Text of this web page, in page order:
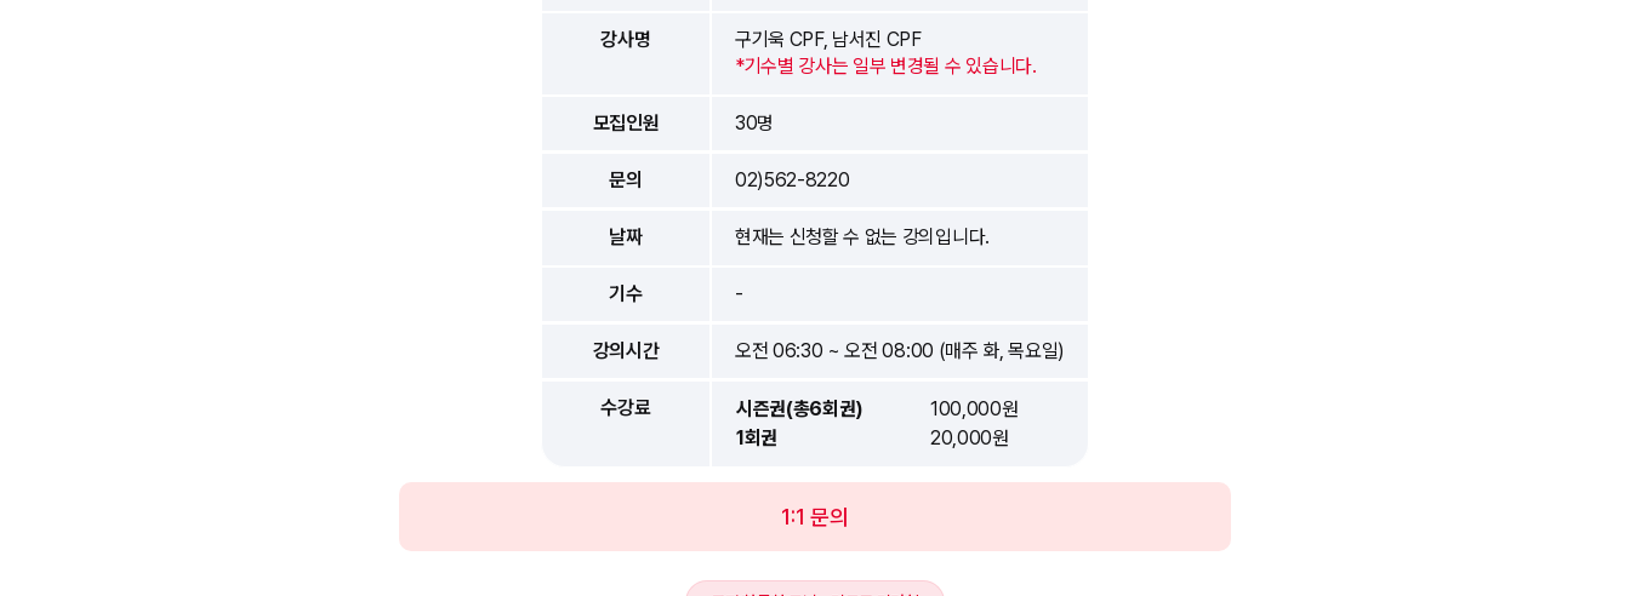
강사명
구기욱 CPF, 남서진 CPF
*기수별 강사는 일부 변경될 수 있습니다.
모집인원 30명
문의 02)562-8220
날짜 현재는 신청할 수 없는 강의입니다.
기수 -
강의시간 오전 06:30 ~ 오전 08:00 (매주 화, 목요일)
수강료 시즌권(총6회권)
100,000원
1회권
20,000원
1:1 문의